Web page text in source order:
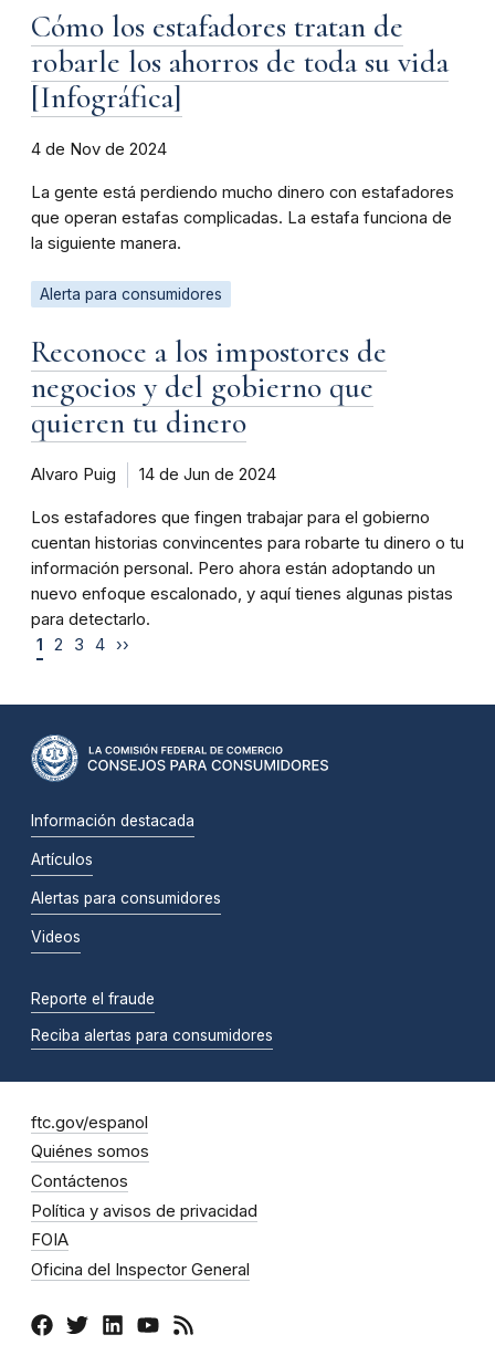
Cómo los estafadores tratan de
robarle los ahorros de toda su vida
[Infográfica]
4 de Nov de 2024
La gente está perdiendo mucho dinero con estafadores
que operan estafas complicadas. La estafa funciona de
la siguiente manera.
Alerta para consumidores
Reconoce a los impostores de
negocios y del gobierno que
quieren tu dinero
Alvaro Puig 14 de Jun de 2024
Los estafadores que fingen trabajar para el gobierno
cuentan historias convincentes para robarte tu dinero o tu
información personal. Pero ahora están adoptando un
nuevo enfoque escalonado, y aquí tienes algunas pistas
para detectarlo.
1
2 3 4 ››
Información destacada
Artículos
Alertas para consumidores
Videos
Reporte el fraude
Reciba alertas para consumidores
ftc.gov/espanol
Quiénes somos
Contáctenos
Política y avisos de privacidad
FOIA
Oficina del Inspector General